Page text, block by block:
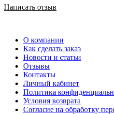
Написать отзыв
О компании
Как сделать заказ
Новости и статьи
Отзывы
Контакты
Личный кабинет
Политика
Условия возврата
Согласие на обработку